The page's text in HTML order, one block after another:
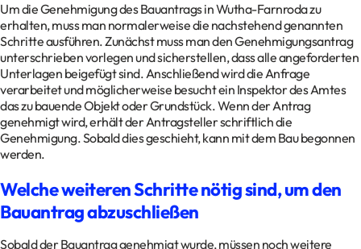
Um die Genehmigung des Bauantrags in Wutha-Farnroda zu
erhalten, muss man normalerweise die nachstehend genannten
Schritte ausführen. Zunächst muss man den Genehmigungsantrag
unterschrieben vorlegen und sicherstellen, dass alle angeforderten
Unterlagen beigefügt sind. Anschließend wird die Anfrage
verarbeitet und möglicherweise besucht ein Inspektor des Amtes
das zu bauende Objekt oder Grundstück. Wenn der Antrag
genehmigt wird, erhält der Antragsteller schriftlich die
Genehmigung. Sobald dies geschieht, kann mit dem Bau begonnen
werden.
Welche weiteren Schritte nötig sind, um den
Bauantrag abzuschließen
Sobald der Bauantrag genehmigt wurde, müssen noch weitere